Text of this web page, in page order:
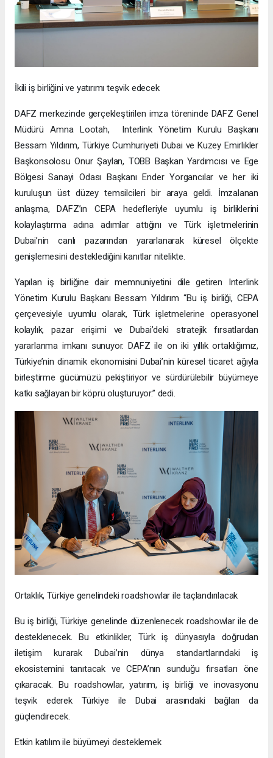
İkili iş birliğini ve yatırımı teşvik edecek
DAFZ merkezinde gerçekleştirilen imza töreninde DAFZ Genel
Müdürü Amna Lootah, Interlink Yönetim Kurulu Başkanı
Bessam Yıldırım, Türkiye Cumhuriyeti Dubai ve Kuzey Emirlikler
Başkonsolosu Onur Şaylan, TOBB Başkan Yardımcısı ve Ege
Bölgesi Sanayi Odası Başkanı Ender Yorgancılar ve her iki
kuruluşun üst düzey temsilcileri bir araya geldi. İmzalanan
anlaşma, DAFZ’ın CEPA hedefleriyle uyumlu iş birliklerini
kolaylaştırma adına adımlar attığını ve Türk işletmelerinin
Dubai’nin canlı pazarından yararlanarak küresel ölçekte
genişlemesini desteklediğini kanıtlar nitelikte.
Yapılan iş birliğine dair memnuniyetini dile getiren Interlink
Yönetim Kurulu Başkanı Bessam Yıldırım “Bu iş birliği, CEPA
çerçevesiyle uyumlu olarak, Türk işletmelerine operasyonel
kolaylık, pazar erişimi ve Dubai’deki stratejik fırsatlardan
yararlanma imkanı sunuyor. DAFZ ile on iki yıllık ortaklığımız,
Türkiye’nin dinamik ekonomisini Dubai’nin küresel ticaret ağıyla
birleştirme gücümüzü pekiştiriyor ve sürdürülebilir büyümeye
katkı sağlayan bir köprü oluşturuyor.” dedi.
Ortaklık, Türkiye genelindeki roadshowlar ile taçlandırılacak
Bu iş birliği, Türkiye genelinde düzenlenecek roadshowlar ile de
desteklenecek. Bu etkinlikler, Türk iş dünyasıyla doğrudan
iletişim kurarak Dubai’nin dünya standartlarındaki iş
ekosistemini tanıtacak ve CEPA’nın sunduğu fırsatları öne
çıkaracak. Bu roadshowlar, yatırım, iş birliği ve inovasyonu
teşvik ederek Türkiye ile Dubai arasındaki bağları da
güçlendirecek.
Etkin katılım ile büyümeyi desteklemek